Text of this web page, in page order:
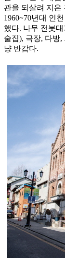
관을 되살려 지은
1960~70년대 인
했다. 나무 전봇
술집), 극장, 다방
냥 반갑다.